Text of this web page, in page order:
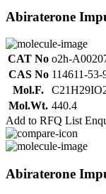
Abiraterone
CAT No o2h-
CAS No 114611-53-
Mol.F.
Mol.Wt. 440.4
Add to RFQ List
Abiraterone